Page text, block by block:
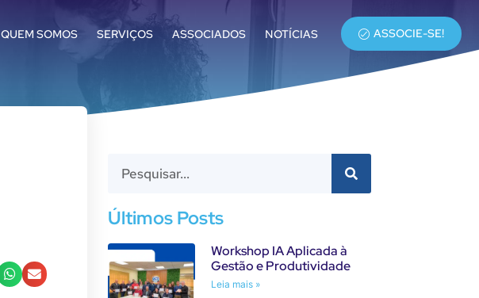
QUEM SOMOS SERVIÇOS ASSOCIADOS NOTÍCIAS ASSOCIE-SE!
Últimos Posts
Workshop IA Aplicada à
Gestão e Produtividade
Leia mais »